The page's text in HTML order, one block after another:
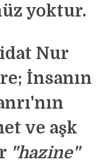
yoktur.
Nur
İnsanın
ve aşk
"hazine"